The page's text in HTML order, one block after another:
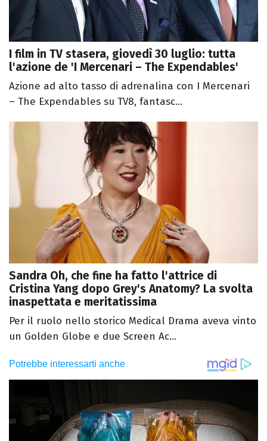
I film in TV stasera, giovedì 30 luglio: tutta
l'azione de 'I Mercenari – The Expendables'
Azione ad alto tasso di adrenalina con I Mercenari
– The Expendables su TV8, fantasc...
Sandra Oh, che fine ha fatto l'attrice di
Cristina Yang dopo Grey's Anatomy? La svolta
inaspettata e meritatissima
Per il ruolo nello storico Medical Drama aveva vinto
un Golden Globe e due Screen Ac...